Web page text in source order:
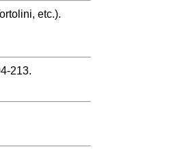
etc.).
213.